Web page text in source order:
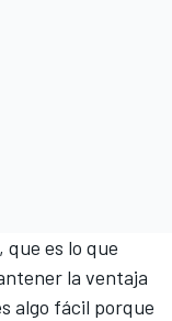
que es lo que
la ventaja
algo fácil porque